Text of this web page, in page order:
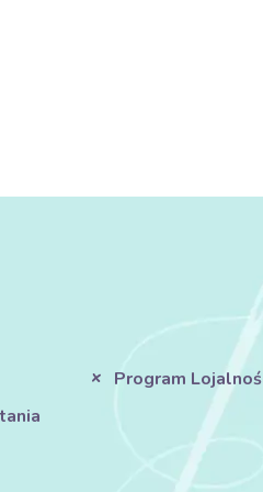
odprowadza wilgoć,
świetnie prezentuje się
Program